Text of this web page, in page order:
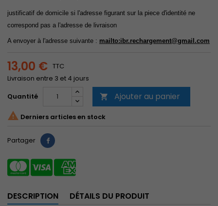
justificatif de domicile si l'adresse figurant sur la piece d'identité ne
correspond pas a l'adresse de livraison
A envoyer à l'adresse suivante : mailto:ibr.rechargement@gmail.com
13,00 € TTC
Livraison entre 3 et 4 jours
Quantité
 Ajouter au panier
 Derniers articles en stock
Partager
DESCRIPTION DÉTAILS DU PRODUIT